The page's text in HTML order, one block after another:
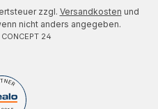
zzgl. Versandkosten und
nicht anders angegeben.
24